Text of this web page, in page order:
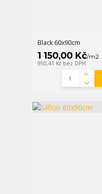
Black 60x90cm
1 150,00 Kč/m2
950,41 Kč bez DPH